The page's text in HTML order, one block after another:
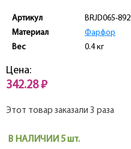
Артикул
BRJD065-892
Материал
Фарфор
Вес
0.4 кг
Цена:
342.28 ₽
Этот товар заказали 3 раза
В НАЛИЧИИ 5 шт.